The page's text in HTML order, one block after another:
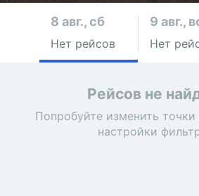
8 авг., сб
Нет рейсов
9 авг.,
Нет
Рейсов не
Попробуйте изменить
настройки